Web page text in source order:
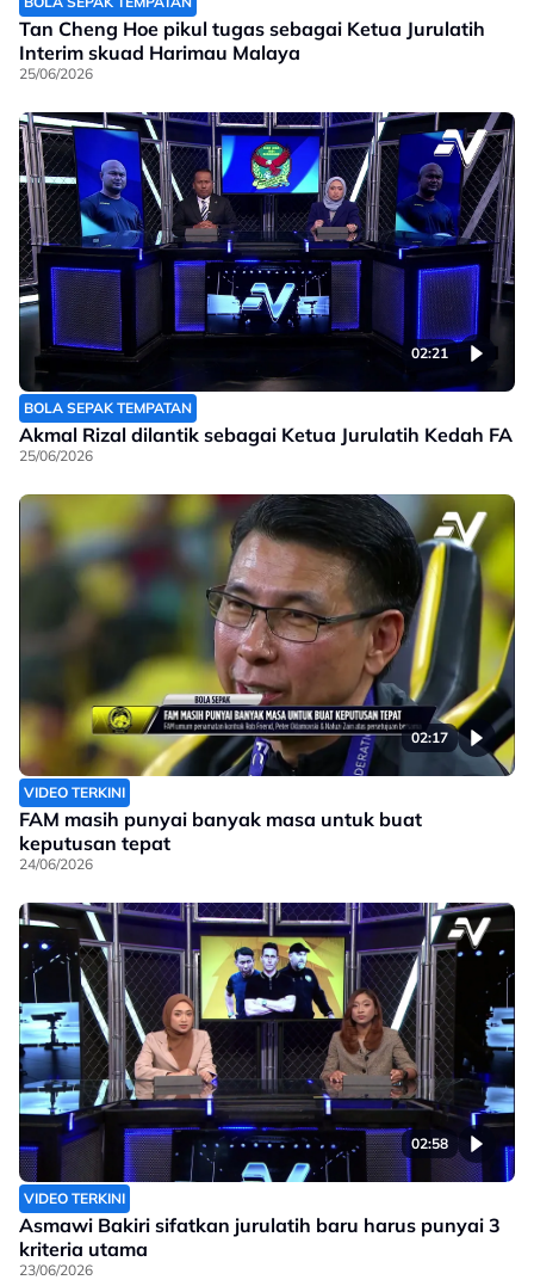
Tan Cheng Hoe pikul tugas sebagai Ketua Jurulatih
Interim skuad Harimau Malaya
25/06/2026
02:21
BOLA SEPAK TEMPATAN
Akmal Rizal dilantik sebagai Ketua Jurulatih Kedah FA
25/06/2026
02:17
VIDEO TERKINI
FAM masih punyai banyak masa untuk buat
keputusan tepat
24/06/2026
02:58
VIDEO TERKINI
Asmawi Bakiri sifatkan jurulatih baru harus punyai 3
kriteria utama
23/06/2026